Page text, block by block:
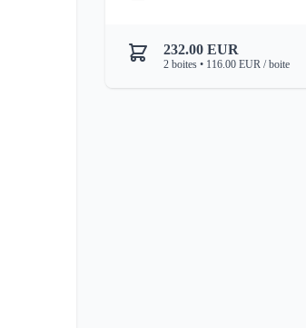
232.00 EUR
2boites• 116.00 EUR / boite